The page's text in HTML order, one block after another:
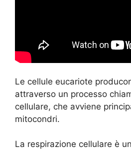
Le cellule eucariote
attraverso un processo
cellulare, che avviene
mitocondri.
La respirazione cellulare è